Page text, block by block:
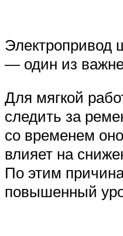
— один из
Для мягкой
следить за
со временем
влияет на
По этим
повышенный